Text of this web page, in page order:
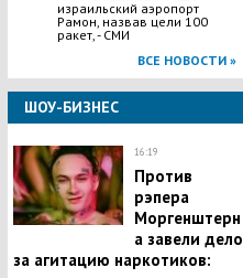
израильский аэропорт
Рамон, назвав цели 100
ракет, - СМИ
ВСЕ НОВОСТИ »
ШОУ-БИЗНЕС
16:19
Против
рэпера
Моргенштерн
а завели дело
за агитацию наркотиков: